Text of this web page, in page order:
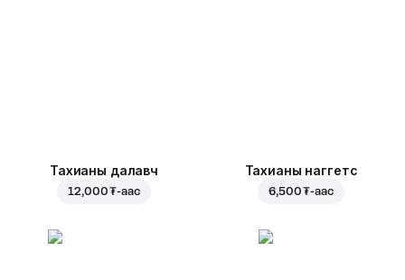
Тахианы далавч
12,000 ₮-аас
Тахианы наггетс
6,500 ₮-аас